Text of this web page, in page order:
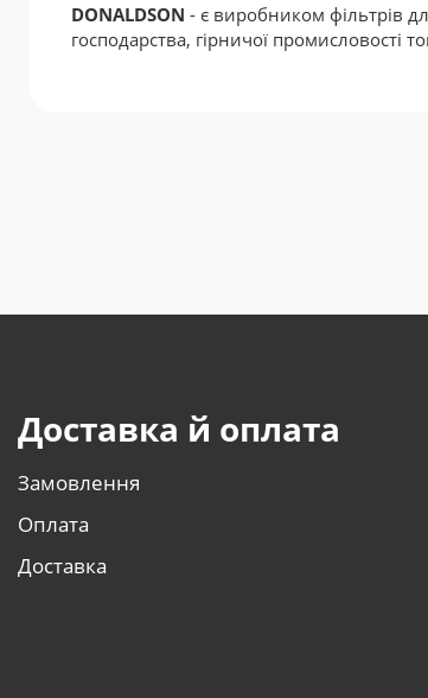
DONALDSON - є виробником фільтрів
господарства, гірничої промисловості
Доставка й оплата
Замовлення
Оплата
Доставка